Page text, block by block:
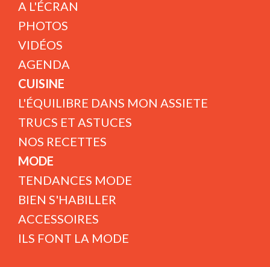
A L'ÉCRAN
PHOTOS
VIDÉOS
AGENDA
CUISINE
L'ÉQUILIBRE DANS MON ASSIETE
TRUCS ET ASTUCES
NOS RECETTES
MODE
TENDANCES MODE
BIEN S'HABILLER
ACCESSOIRES
ILS FONT LA MODE